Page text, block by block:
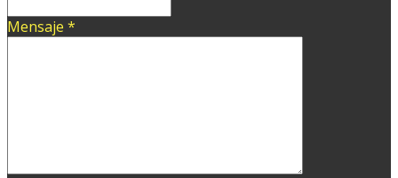
Mensaje *